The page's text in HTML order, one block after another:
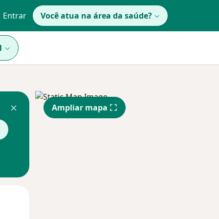
Entrar Você atua na área da saúde?
Ampliar mapa